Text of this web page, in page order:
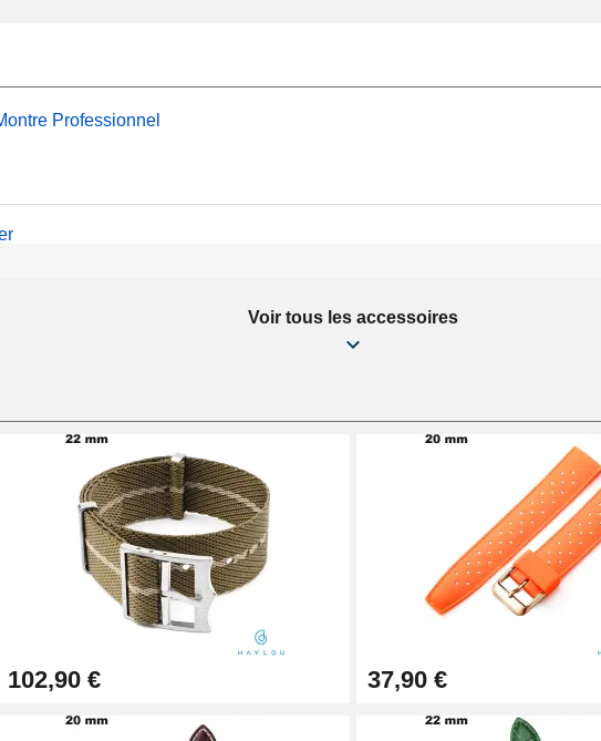
Professionnel
- Diamètre 1,50 mm - 8 à 25 mm
Voir tous les accessoires
102,90 € 37,90 €